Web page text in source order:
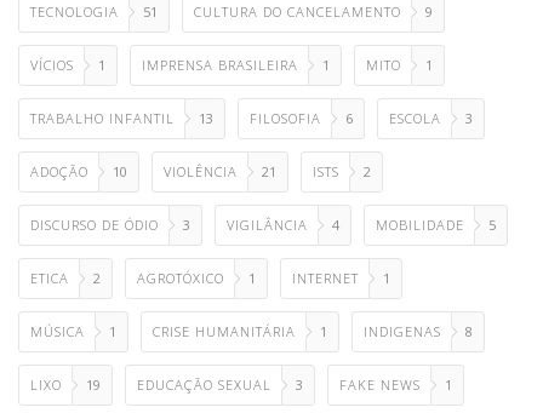
TECNOLOGIA 51 CULTURA DO CANCELAMENTO 9
VÍCIOS 1 IMPRENSA BRASILEIRA 1 MITO 1
TRABALHO INFANTIL 13 FILOSOFIA 6 ESCOLA 3
ADOÇÃO 10 VIOLÊNCIA 21 ISTS 2
DISCURSO DE ÓDIO 3 VIGILÂNCIA 4 MOBILIDADE 5
ETICA 2 AGROTÓXICO 1 INTERNET 1
MÚSICA 1 CRISE HUMANITÁRIA 1 INDIGENAS 8
LIXO 19 EDUCAÇÃO SEXUAL 3 FAKE NEWS 1